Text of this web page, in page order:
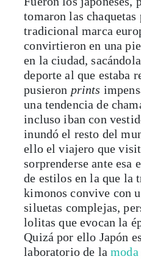
tomaron las chaquetas
tradicional marca
convirtieron en una
en la ciudad,
deporte al que estaba
pusieron prints
una tendencia de
incluso iban con
inundó el resto del
ello el viajero que
sorprenderse ante
de estilos en la que la
kimonos convive con
siluetas complejas,
lolitas que evocan la
Quizá por ello Japón
laboratorio de lamoda